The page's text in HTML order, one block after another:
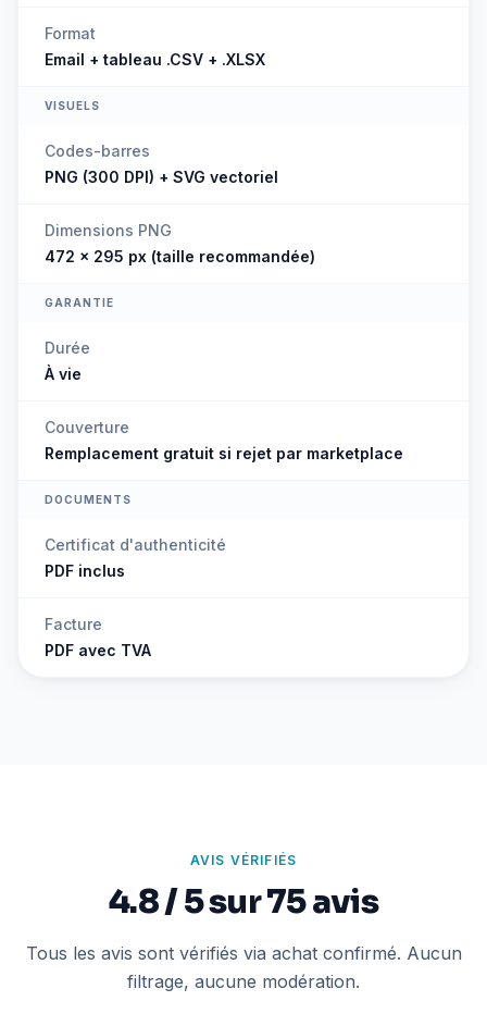
Format
Email + tableau .CSV + .XLSX
VISUELS
Codes-barres
PNG (300 DPI) + SVG vectoriel
Dimensions PNG
472 × 295 px (taille recommandée)
GARANTIE
Durée
À vie
Couverture
Remplacement gratuit si rejet par marketplace
DOCUMENTS
Certificat d'authenticité
PDF inclus
Facture
PDF avec TVA
AVIS VÉRIFIÉS
4.8 / 5 sur 75 avis
Tous les avis sont vérifiés via achat confirmé. Aucun
filtrage, aucune modération.